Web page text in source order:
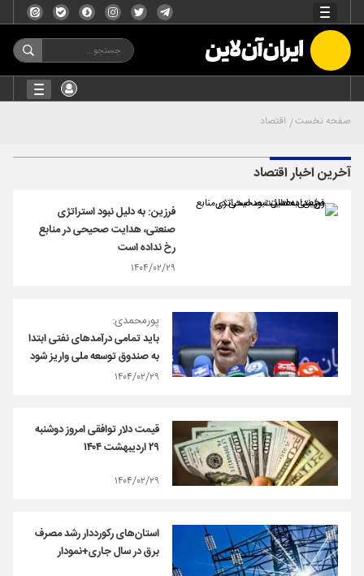
صفحه نخست اقتصاد
آخرین اخبار اقتصاد
فرزین: به دلیل نبود استراتژی
صنعتی، هدایت صحیحی در منابع
رخ نداده است
۱۴۰۴/۰۲/۲۹
پورمحمدی:
باید تمامی درآمدهای نفتی ابتدا
به صندوق توسعه ملی واریز شود
۱۴۰۴/۰۲/۲۹
قیمت دلار توافقی امروز دوشنبه
۲۹ اردیبهشت ۱۴۰۴
۱۴۰۴/۰۲/۲۹
استان‌های رکورددار رشد مصرف
برق در سال جاری+نمودار